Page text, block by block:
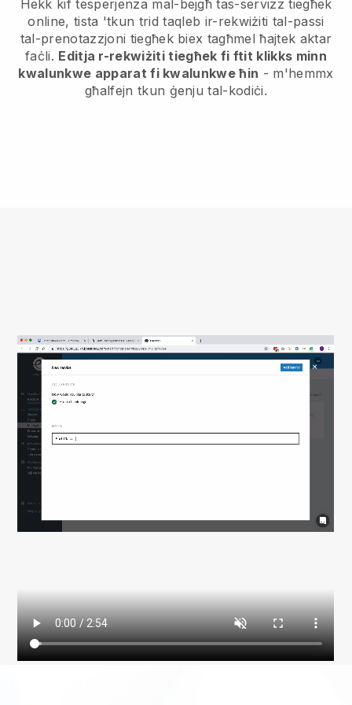
Hekk kif tesperjenza mal-bejgħ tas-servizz tiegħek
online, tista 'tkun trid taqleb ir-rekwiżiti tal-passi
tal-prenotazzjoni tiegħek biex tagħmel ħajtek aktar
faċli. Editja r-rekwiżiti tiegħek fi ftit klikks minn
kwalunkwe apparat fi kwalunkwe ħin - m'hemmx
għalfejn tkun ġenju tal-kodiċi.